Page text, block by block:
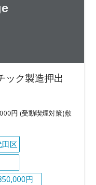
ック製造押出
円 (受動喫煙対策)敷
区
円